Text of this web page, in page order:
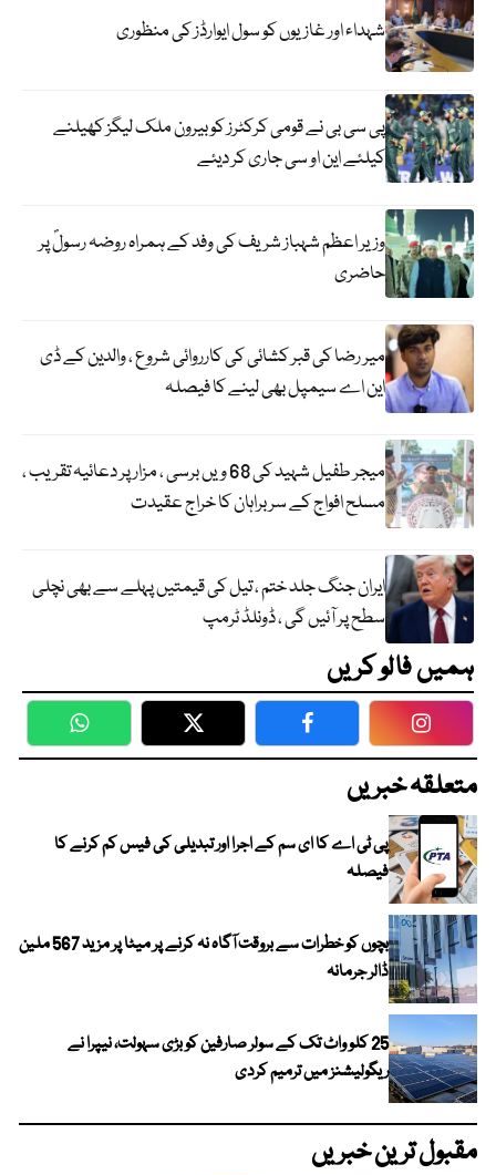
شہداء اور غازیوں کو سول ایوارڈز کی منظوری
پی سی بی نے قومی کرکٹرز کو بیرون ملک لیگز کھیلنے
کیلئے این او سی جاری کر دیئے
وزیر اعظم شہباز شریف کی وفد کے ہمراہ روضہ رسولؐ پر
حاضری
میر رضا کی قبر کشائی کی کارروائی شروع ، والدین کے ڈی
این اے سیمپل بھی لینے کا فیصلہ
میجر طفیل شہید کی 68 ویں برسی ، مزار پر دعائیہ تقریب ،
مسلح افواج کے سربراہان کا خراج عقیدت
ایران جنگ جلد ختم ، تیل کی قیمتیں پہلے سے بھی نچلی
سطح پر آئیں گی ، ڈونلڈ ٹرمپ
ہمیں فالو کریں
WhatsApp Twitter Facebook
متعلقہ خبریں
پی ٹی اے کا ای سم کے اجرا اور تبدیلی کی فیس کم کرنے کا
فیصلہ
بچوں کو خطرات سے بروقت آگاہ نہ کرنے پر میٹا پر مزید 567 ملین
ڈالر جرمانہ
25 کلو واٹ تک کے سولر صارفین کو بڑی سہولت، نیپرا نے
ریگولیشنز میں ترمیم کردی
مقبول ترین خبریں